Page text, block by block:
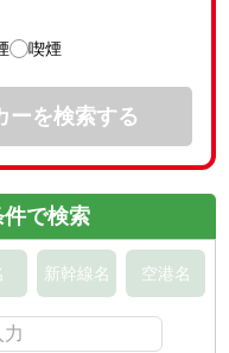
喫煙
ーを検索する
件で検索
新幹線名 空港名